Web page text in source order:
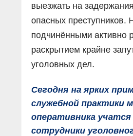
выезжать на
опасных преступников.
подчинёнными активно
раскрытием крайне
уголовных дел.
Сегодня на ярких
служебной практики
оперативника
сотрудники